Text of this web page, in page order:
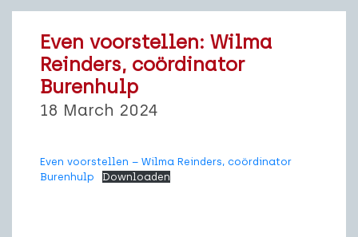
Even voorstellen: Wilma
Reinders, coördinator
Burenhulp
18 March 2024
Even voorstellen – Wilma Reinders, coördinator
Burenhulp
Downloaden